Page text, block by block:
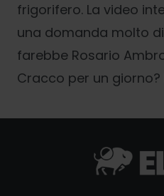
frigorifero. La video
una domanda molto
farebbe Rosario
Cracco per un